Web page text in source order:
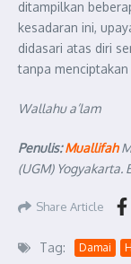
ditampilkan
kesadaran ini,
didasari atas diri
tanpa
Wallahu a’lam
Penulis:Muallifah
(UGM)
Share Article
Tag: Damai